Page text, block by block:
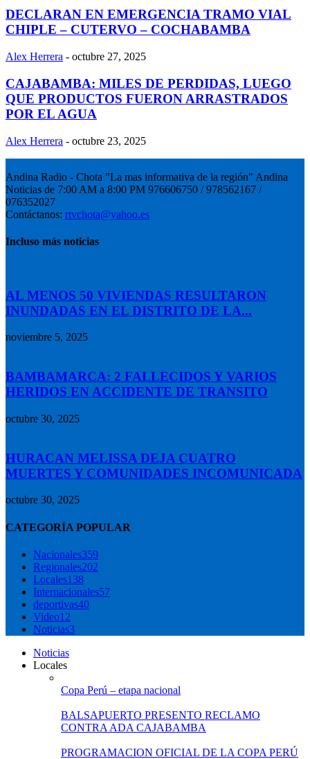
DECLARAN EN EMERGENCIA TRAMO VIAL
CHIPLE – CUTERVO – COCHABAMBA
Alex Herrera - octubre 27, 2025
CAJABAMBA: MILES DE PERDIDAS, LUEGO
QUE PRODUCTOS FUERON ARRASTRADOS
POR EL AGUA
Alex Herrera - octubre 23, 2025
Andina Radio - Chota "La mas informativa de la región" Andina
Noticias de 7:00 AM a 8:00 PM 976606750 / 978562167 /
076352027
Contáctanos: rtvchota@yahoo.es
Incluso más noticias
AL MENOS 50 VIVIENDAS RESULTARON
INUNDADAS EN EL DISTRITO DE LA...
noviembre 5, 2025
BAMBAMARCA: 2 FALLECIDOS Y VARIOS
HERIDOS EN ACCIDENTE DE TRANSITO
octubre 30, 2025
HURACAN MELISSA DEJA CUATRO
MUERTES Y COMUNIDADES INCOMUNICADA
octubre 30, 2025
CATEGORÍA POPULAR
Nacionales359
Regionales202
Locales138
Internacionales57
deportivas40
Video12
Noticias3
Noticias
Locales
Copa Perú – etapa nacional
BALSAPUERTO PRESENTO RECLAMO
CONTRA ADA CAJABAMBA
PROGRAMACION OFICIAL DE LA COPA PERÚ